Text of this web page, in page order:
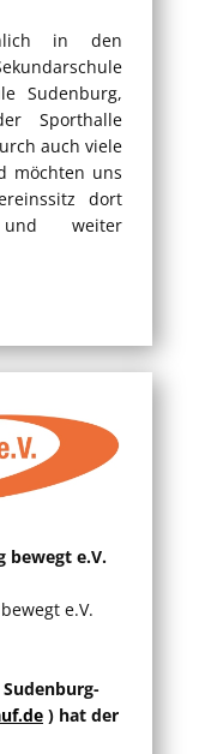
in den
Sudenburg,
Sporthalle
auch viele
möchten uns
dort
weiter
bewegt e.V.
e.V.
) hat der